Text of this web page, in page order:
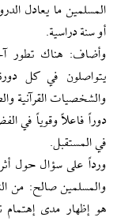
المسلمين ما يعادل
أو سنة دراسية.
وأضاف: هناك تطور
يتواصلون في كل
والشخصيات القرآنية
دوراً فاعلاً وقوياً في
في المستقبل.
ورداً على سؤال حول أثر
والمسلمين صالح: من
هو إظهار مدى إهتمام